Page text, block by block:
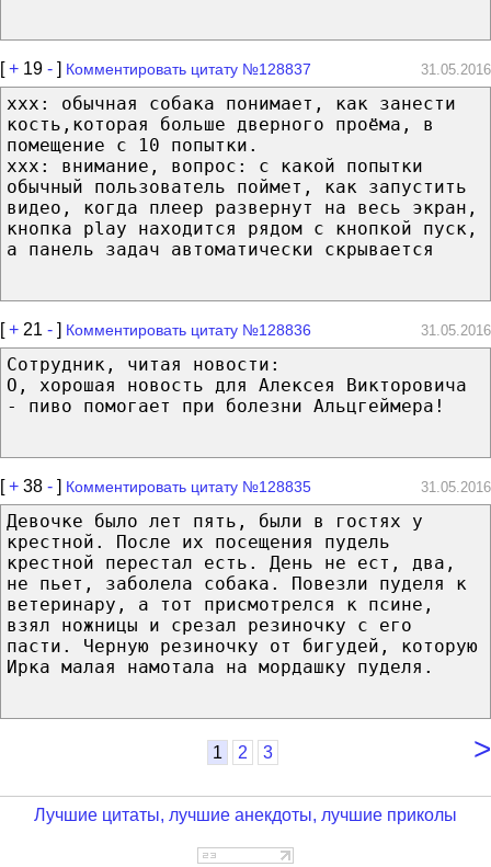
[+ 19 - ] Комментировать цитату №128837 31.05.2016
xxx: обычная собака понимает, как занести
кость,которая больше дверного проёма, в
помещение с 10 попытки.
xxx: внимание, вопрос: с какой попытки
обычный пользователь поймет, как запустить
видео, когда плеер развернут на весь экран,
кнопка play находится рядом с кнопкой пуск,
а панель задач автоматически скрывается
[+ 21 - ] Комментировать цитату №128836 31.05.2016
Сотрудник, читая новости:
О, хорошая новость для Алексея Викторовича
- пиво помогает при болезни Альцгеймера!
[+ 38 - ] Комментировать цитату №128835 31.05.2016
Девочке было лет пять, были в гостях у
крестной. После их посещения пудель
крестной перестал есть. День не ест, два,
не пьет, заболела собака. Повезли пуделя к
ветеринару, а тот присмотрелся к псине,
взял ножницы и срезал резиночку с его
пасти. Черную резиночку от бигудей, которую
Ирка малая намотала на мордашку пуделя.
>
1 2 3
Лучшие цитаты, лучшие анекдоты, лучшие приколы